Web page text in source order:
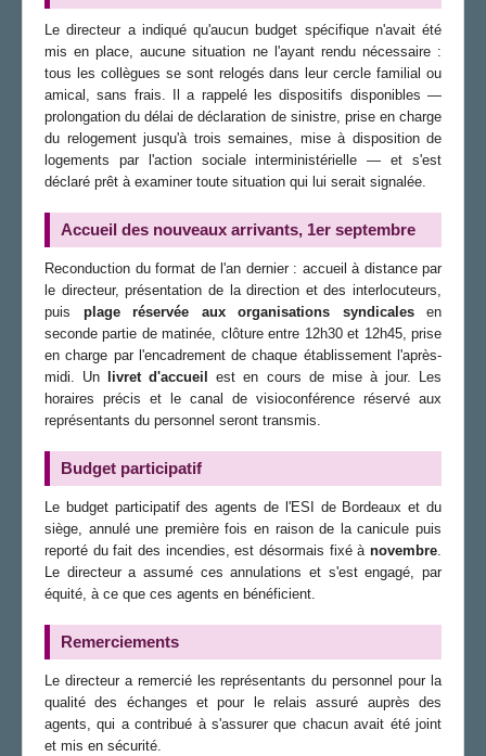
Le directeur a indiqué qu'aucun budget spécifique n'avait été
mis en place, aucune situation ne l'ayant rendu nécessaire :
tous les collègues se sont relogés dans leur cercle familial ou
amical, sans frais. Il a rappelé les dispositifs disponibles —
prolongation du délai de déclaration de sinistre, prise en charge
du relogement jusqu'à trois semaines, mise à disposition de
logements par l'action sociale interministérielle — et s'est
déclaré prêt à examiner toute situation qui lui serait signalée.
Accueil des nouveaux arrivants, 1er septembre
Reconduction du format de l'an dernier : accueil à distance par
le directeur, présentation de la direction et des interlocuteurs,
puis plage réservée aux organisations syndicalesen
seconde partie de matinée, clôture entre 12h30 et 12h45, prise
en charge par l'encadrement de chaque établissement l'après-
midi. Un
livret d'accueil
est en cours de mise à jour. Les
horaires précis et le canal de visioconférence réservé aux
représentants du personnel seront transmis.
Budget participatif
Le budget participatif des agents de l'ESI de Bordeaux et du
siège, annulé une première fois en raison de la canicule puis
reporté du fait des incendies, est désormais fixé à novembre.
Le directeur a assumé ces annulations et s'est engagé, par
équité, à ce que ces agents en bénéficient.
Remerciements
Le directeur a remercié les représentants du personnel pour la
qualité des échanges et pour le relais assuré auprès des
agents, qui a contribué à s'assurer que chacun avait été joint
et mis en sécurité.